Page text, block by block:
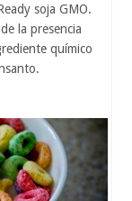
soja GMO.
la presencia
químico